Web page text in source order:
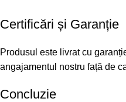
Certificări și Garanție
Produsul este livrat cu
angajamentul nostru față de
Concluzie